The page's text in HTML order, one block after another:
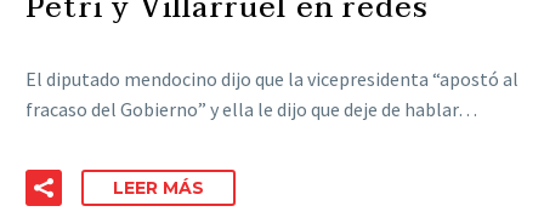
El diputado mendocino dijo que la vicepresidenta “apostó al
fracaso del Gobierno” y ella le dijo que deje de hablar…
LEER MÁS